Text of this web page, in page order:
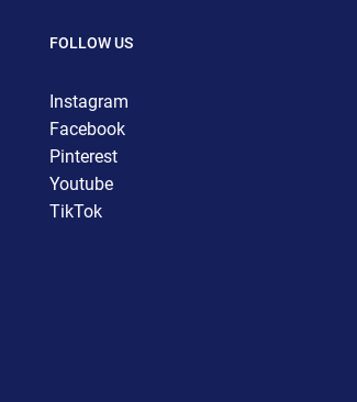
FOLLOW US
Instagram
Facebook
Pinterest
Youtube
TikTok